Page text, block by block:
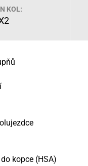
KOL:
kopce (HSA)